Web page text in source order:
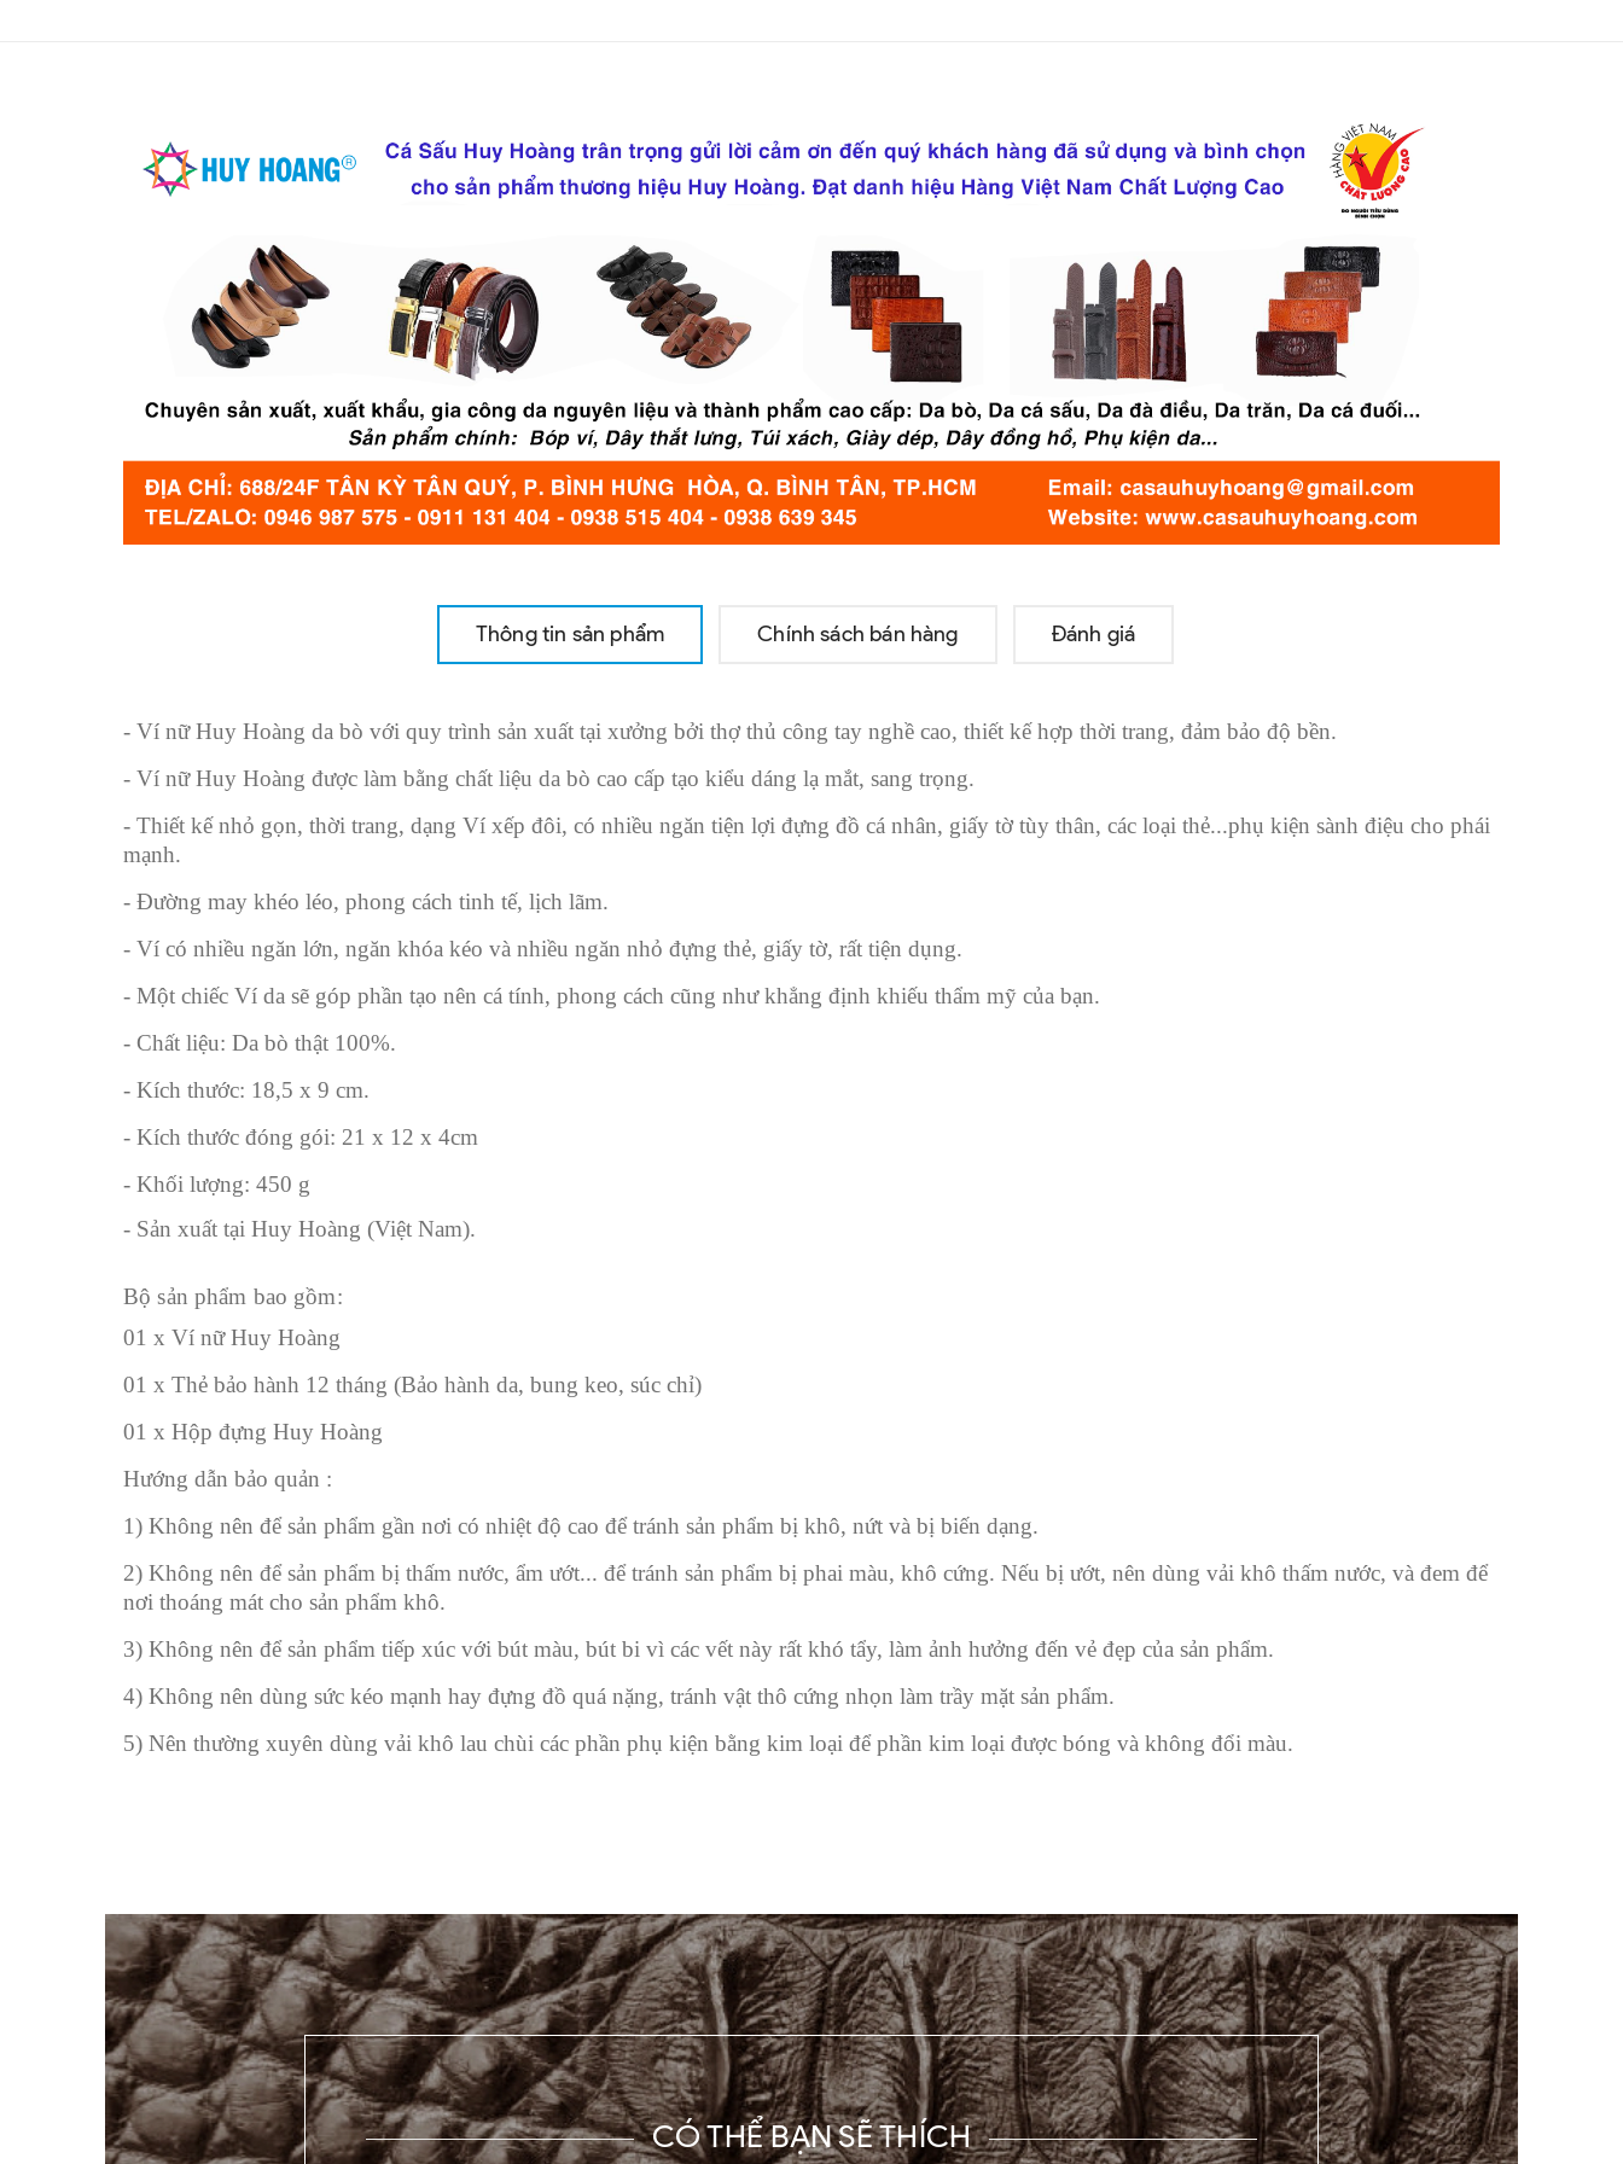
Thông tin sản phẩm Chính sách bán hàng Đánh giá
- Ví nữ Huy Hoàng da bò với quy trình sản xuất tại xưởng bởi thợ thủ công tay nghề cao, thiết kế hợp thời trang, đảm bảo độ bền.
- Ví nữ Huy Hoàng được làm bằng chất liệu da bò cao cấp tạo kiểu dáng lạ mắt, sang trọng.
- Thiết kế nhỏ gọn, thời trang, dạng Ví xếp đôi, có nhiều ngăn tiện lợi đựng đồ cá nhân, giấy tờ tùy thân, các loại thẻ...phụ kiện sành điệu cho phái
mạnh.
- Đường may khéo léo, phong cách tinh tế, lịch lãm.
- Ví có nhiều ngăn lớn, ngăn khóa kéo và nhiều ngăn nhỏ đựng thẻ, giấy tờ, rất tiện dụng.
- Một chiếc Ví da sẽ góp phần tạo nên cá tính, phong cách cũng như khẳng định khiếu thẩm mỹ của bạn.
- Chất liệu: Da bò thật 100%.
- Kích thước: 18,5 x 9 cm.
- Kích thước đóng gói: 21 x 12 x 4cm
- Khối lượng: 450 g
- Sản xuất tại Huy Hoàng (Việt Nam).
Bộ sản phẩm bao gồm:
01 x Ví nữ Huy Hoàng
01 x Thẻ bảo hành 12 tháng (Bảo hành da, bung keo, súc chỉ)
01 x Hộp đựng Huy Hoàng
Hướng dẫn bảo quản :
1) Không nên để sản phẩm gần nơi có nhiệt độ cao để tránh sản phẩm bị khô, nứt và bị biến dạng.
2) Không nên để sản phẩm bị thấm nước, ẩm ướt... để tránh sản phẩm bị phai màu, khô cứng. Nếu bị ướt, nên dùng vải khô thấm nước, và đem để
nơi thoáng mát cho sản phẩm khô.
3) Không nên để sản phẩm tiếp xúc với bút màu, bút bi vì các vết này rất khó tẩy, làm ảnh hưởng đến vẻ đẹp của sản phẩm.
4) Không nên dùng sức kéo mạnh hay đựng đồ quá nặng, tránh vật thô cứng nhọn làm trầy mặt sản phẩm.
5) Nên thường xuyên dùng vải khô lau chùi các phần phụ kiện bằng kim loại để phần kim loại được bóng và không đổi màu.
CÓ THỂ BẠN SẼ THÍCH